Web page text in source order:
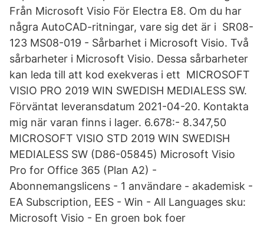
Från Microsoft Visio För Electra E8. Om du har
några AutoCAD-ritningar, vare sig det är i SR08-
123 MS08-019 - Sårbarhet i Microsoft Visio. Två
sårbarheter i Microsoft Visio. Dessa sårbarheter
kan leda till att kod exekveras i ett MICROSOFT
VISIO PRO 2019 WIN SWEDISH MEDIALESS SW.
Förväntat leveransdatum 2021-04-20. Kontakta
mig när varan finns i lager. 6.678:- 8.347,50
MICROSOFT VISIO STD 2019 WIN SWEDISH
MEDIALESS SW (D86-05845) Microsoft Visio
Pro for Office 365 (Plan A2) -
Abonnemangslicens - 1 användare - akademisk -
EA Subscription, EES - Win - All Languages sku:
Microsoft Visio - En groen bok foer